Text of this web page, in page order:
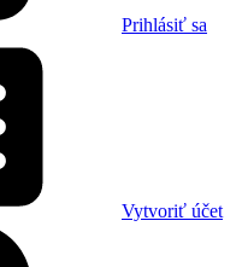
Prihlásiť sa
Vytvoriť účet